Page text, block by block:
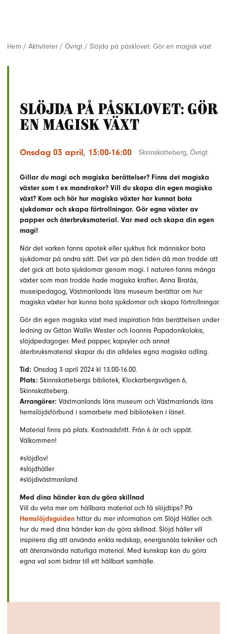
Hem / Aktiviteter / Övrigt / Slöjda på påsklovet: Gör en magisk växt
Slöjda på påsklovet: Gör
en magisk växt
Onsdag 03 april, 13:00-16:00 Skinnskatteberg, Övrigt
Gillar du magi och magiska berättelser? Finns det magiska
växter som t ex mandrakor? Vill du skapa din egen magiska
växt? Kom och hör hur magiska växter har kunnat bota
sjukdomar och skapa förtrollningar. Gör egna växter av
papper och återbruksmaterial. Var med och skapa din egen
magi!
När det varken fanns apotek eller sjukhus fick människor bota
sjukdomar på andra sätt. Det var på den tiden då man trodde att
det gick att bota sjukdomar genom magi. I naturen fanns många
växter som man trodde hade magiska krafter. Anna Bratås,
museipedagog, Västmanlands läns museum berättar om hur
magiska växter har kunna bota sjukdomar och skapa förtrollningar.
Gör din egen magiska växt med inspiration från berättelsen under
ledning av Gittan Wallin Wester och Ioannis Papadonikolakis,
slöjdpedagoger. Med papper, kapsyler och annat
återbruksmaterial skapar du din alldeles egna magiska odling.
Tid: Onsdag 3 april 2024 kl 13.00-16.00.
Plats: Skinnskattebergs bibliotek, Klockarbergsvägen 6,
Skinnskatteberg.
Arrangörer: Västmanlands läns museum och Västmanlands läns
hemslöjdsförbund i samarbete med biblioteken i länet.
Material finns på plats. Kostnadsfritt. Från 6 år och uppåt.
Välkommen!
#slöjdlov!
#slöjdhåller
#slöjdivästmanland
Med dina händer kan du göra skillnad
Vill du veta mer om hållbara material och få slöjdtips? På
Hemslöjdsguiden hittar du mer information om Slöjd Håller och
hur du med dina händer kan du göra skillnad. Slöjd håller vill
inspirera dig att använda enkla redskap, energisnåla tekniker och
att återanvända naturliga material. Med kunskap kan du göra
egna val som bidrar till ett hållbart samhälle.